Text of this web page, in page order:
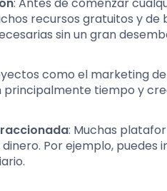
recursos gratuitos y
sin un gran
como el marketing
tiempo y
: Muchas
Por ejemplo,